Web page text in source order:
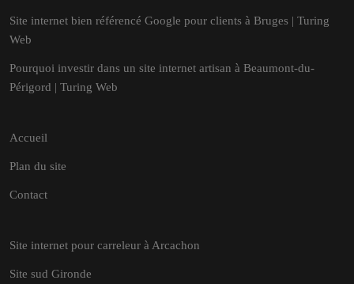
Site internet bien référencé Google pour clients à Bruges | Turing
Web
Pourquoi investir dans un site internet artisan à Beaumont-du-
Périgord | Turing Web
Accueil
Plan du site
Contact
Site internet pour carreleur à Arcachon
Site sud Gironde